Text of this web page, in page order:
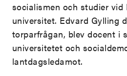
socialismen och studier vid
universitet. Edvard Gylling
torparfrågan, blev docent i
universitetet och
lantdagsledamot.